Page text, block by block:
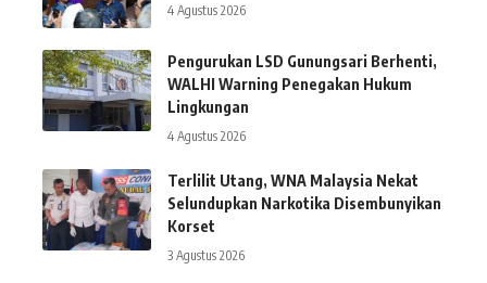
4 Agustus 2026
Pengurukan LSD Gunungsari Berhenti,
WALHI Warning Penegakan Hukum
Lingkungan
4 Agustus 2026
Terlilit Utang, WNA Malaysia Nekat
Selundupkan Narkotika Disembunyikan
Korset
3 Agustus 2026